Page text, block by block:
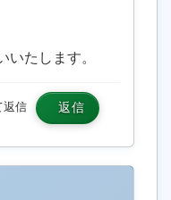
たします。
返信 返信